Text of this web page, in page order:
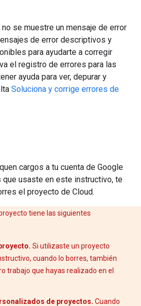
se muestre un mensaje de error
de error descriptivos y
para ayudarte a corregir
el registro de errores para las
ayuda para ver, depurar y
Soluciona y corrige errores de
cargos a tu cuenta de Google
usaste en este instructivo, te
el proyecto de Cloud.
tiene las siguientes
Si utilizaste un proyecto
cuando lo borres, también
trabajo que hayas realizado en el
de proyectos. Cuando